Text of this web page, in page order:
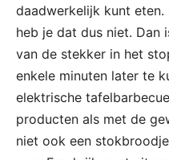
daadwerkelijk kunt
heb je dat dus niet. Dan
van de stekker in het
enkele minuten later te
elektrische
producten als met de
niet ook een